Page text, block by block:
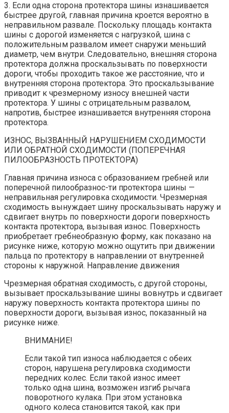
3. Если одна сторона протектора шины изнашивается
быстрее другой, главная причина кроется вероятно в
неправильном развале. Поскольку площадь контакта
шины с дорогой изменяется с нагрузкой, шина с
положительным развалом имеет снаружи меньший
диаметр, чем внутри. Следовательно, внешняя сторона
протектора должна проскальзывать по поверхности
дороги, чтобы проходить такое же расстояние, что и
внутренняя сторона протектора. Это проскальзывание
приводит к чрезмерному износу внешней части
протектора. У шины с отрицательным развалом,
напротив, быстрее изнашивается внутренняя сторона
протектора.
ИЗНОС, ВЫЗВАННЫЙ НАРУШЕНИЕМ СХОДИМОСТИ
ИЛИ ОБРАТНОЙ СХОДИМОСТИ (ПОПЕРЕЧНАЯ
ПИЛООБРАЗНОСТЬ ПРОТЕКТОРА)
Главная причина износа с образованием гребней или
поперечной пилообразнос-ти протектора шины —
неправильная регулировка сходимости. Чрезмерная
сходимость вынуждает шину проскальзывать наружу и
сдвигает внутрь по поверхности дороги поверхность
контакта протектора, вызывая износ. Поверхность
приобретает гребнеобразную форму, как показано на
рисунке ниже, которую можно ощутить при движении
пальца по протектору в направлении от внутренней
стороны к наружной. Направление движения
Чрезмерная обратная сходимость, с другой стороны,
вызывает проскальзывание шины вовнутрь и сдвигает
наружу поверхность контакта протектора шины по
поверхности дороги, вызывая износ, показанный на
рисунке ниже.
ВНИМАНИЕ!
Если такой тип износа наблюдается с обеих
сторон, нарушена регулировка сходимости
передних колес. Если такой износ имеет
только одна шина, возможен изгиб рычага
поворотного кулака. При этом установка
одного колеса становится такой, как при